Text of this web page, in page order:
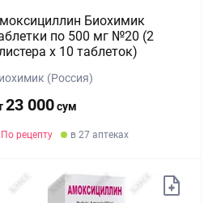
Биохимик
по 500 мг №20 (2
х 10 таблеток)
(Россия)
23 000сум
По рецепту в 27 аптеках